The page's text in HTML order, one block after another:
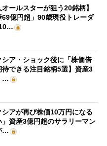
オールスターが狙う20銘柄】
69億円超」90歳現役トレーダ
シア・ショック後に「株価倍
待できる注目銘柄5選】資産3
…
シアが再び株価10万円になる
」資産3億円超のサラリーマン
…